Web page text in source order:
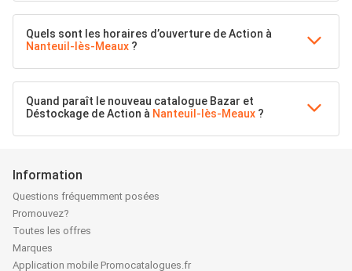
Quels sont les horaires d’ouverture de Action à
Nanteuil-lès-Meaux ?
Quand paraît le nouveau catalogue Bazar et
Déstockage de Action à Nanteuil-lès-Meaux ?
Information
Questions fréquemment posées
Promouvez?
Toutes les offres
Marques
Application mobile Promocatalogues.fr